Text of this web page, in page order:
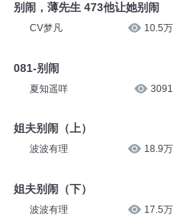
别闹，薄先生 473他让她别闹
CV梦凡 10.5万
081-别闹
夏知遥咩 3091
姐夫别闹（上）
波波有理 18.9万
姐夫别闹（下）
波波有理 17.5万